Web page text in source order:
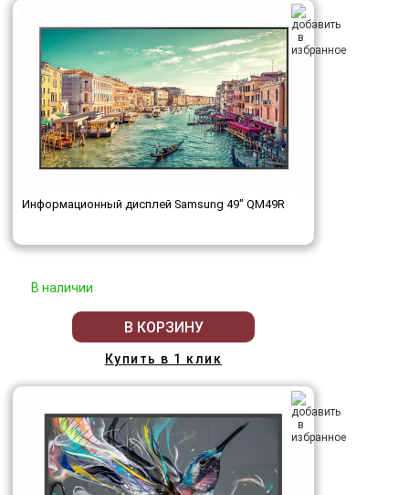
Информационный дисплей Samsung 49" QM49R
В наличии
В КОРЗИНУ
Купить в 1 клик